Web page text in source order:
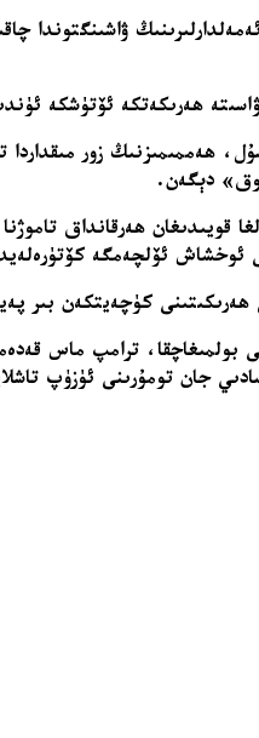
ھەرىكەتكە ئۆتۈشكە
ھەممىمىزنىڭ زور مىقداردا
دېگەن.
قويىدىغان ھەرقانداق
ئوخشاش ئۆلچەمگە
كۈچەيتكەن بىر
بولمىغاچقا، ترامپ ماس
جان تومۇرىنى ئۈزۈپ